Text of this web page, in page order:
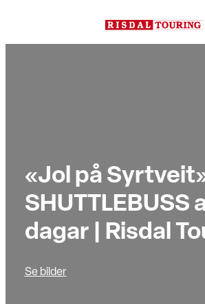
«Jol på Syrtveit»
SHUTTLEBUSS
dagar | Risdal
Se bilder